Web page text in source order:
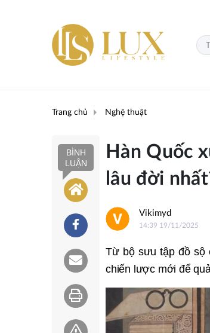
Trang chủ Nghệ thuật
BÌNH
LUẬN
Hàn Quốc
lâu đời
Vikimyd
14:39 19/11/2025
Từ bộ sưu tập đồ sộ
chiến lược mới để